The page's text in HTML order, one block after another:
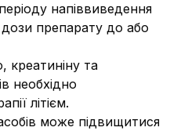
напіввиведення
препарату до або
креатиніну та
необхідно
літієм.
може підвищитися